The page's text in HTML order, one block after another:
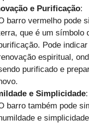
e Purificação:
barro vermelho pode
que é um símbolo
Pode
espiritual,
purificado e
e Simplicidade:
barro também pode
e